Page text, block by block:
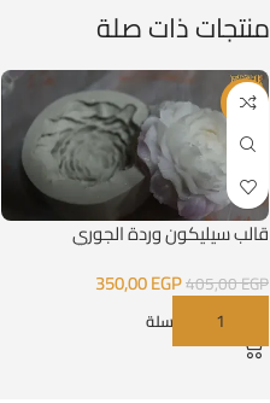
منتجات ذات صلة
-14%
قالب سيليكون وردة الجوري
405,00EGP
350,00EGP
إضافة إلى السلة